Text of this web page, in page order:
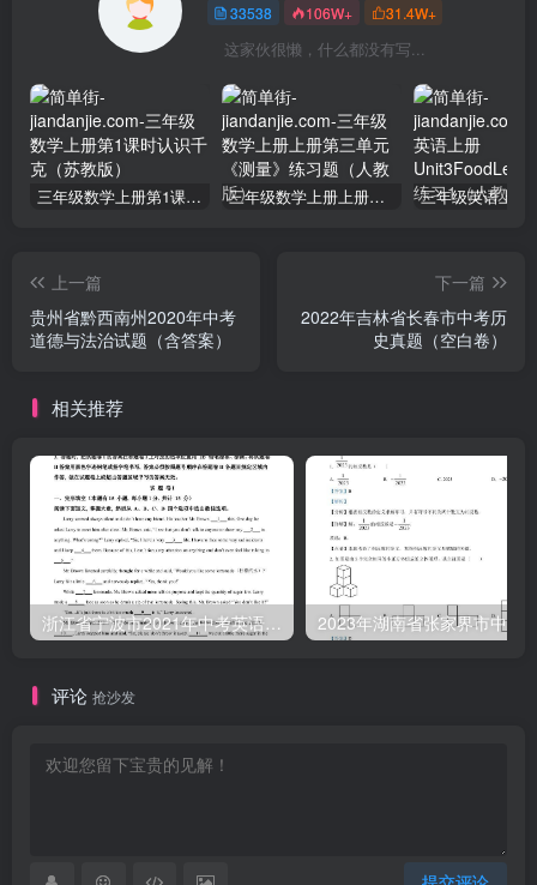
33538 106W+ 31.4W+
这家伙很懒，什么都没有写...
三年级数学上册第1课时认识千克（苏教版） 三年级数学上册上册第三单元《测量》练习题（人教版）
上一篇
贵州省黔西南州2020年中考
道德与法治试题（含答案）
下一篇
2022年吉林省长春市中考历
史真题（空白卷）
相关推荐
浙江省宁波市2021年中考英语试题（含答案）
评论 抢沙发